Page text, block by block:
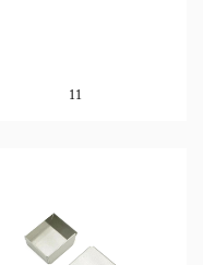
11